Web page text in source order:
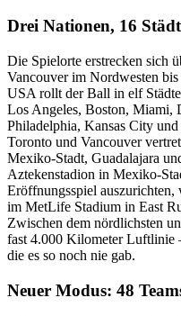
Drei Nationen, 16
Die Spielorte erstrecken sich
Vancouver im Nordwesten
USA rollt der Ball in elf
Los Angeles, Boston, Miami,
Philadelphia, Kansas City
Toronto und Vancouver
Mexiko-Stadt, Guadalajara
Aztekenstadion in Mexiko-
Eröffnungsspiel auszurichten,
im MetLife Stadium in East
Zwischen dem nördlichsten
fast 4.000 Kilometer Luftlinie
die es so noch nie gab.
Neuer Modus: 48